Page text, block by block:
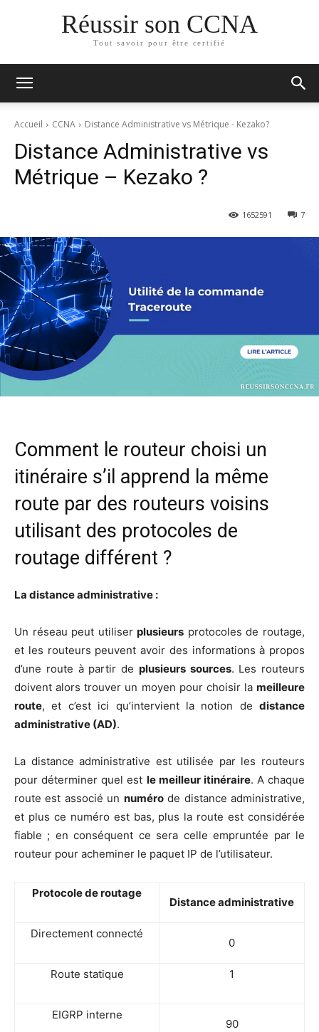
Réussir son CCNA
Tout savoir pour être certifié
Accueil CCNA Distance Administrative vs Métrique - Kezako?
Distance Administrative vs
Métrique – Kezako ?
7
1652591
Comment le routeur choisi un
itinéraire s’il apprend la même
route par des routeurs voisins
utilisant des protocoles de
routage différent ?
La dis­tance administrative :
Un réseau peut uti­li­serplu­sieurs pro­to­coles de rou­tage,
et les rou­teurs peuvent avoir des infor­ma­tions à pro­pos
d’une route à par­tir de plu­sieurs sources. Les rou­teurs
doivent alors trou­ver un moyen pour choi­sir la meilleure
route, et c’est ici qu’intervient la notion de dis­tance
admi­nis­tra­tive (AD).
La dis­tance admi­nis­tra­tive est uti­li­sée par les rou­teurs
pour déter­mi­ner quel est le meilleur iti­né­raire. A chaque
route est asso­cié un numé­rode dis­tance admi­nis­tra­tive,
et plus ce numé­ro est bas, plus la route est consi­dé­rée
fiable ; en consé­quent ce sera celle emprun­tée par le
rou­teur pour ache­mi­ner le paquet IP de l’utilisateur.
Pro­to­cole de routage
Dis­tance administrative
Direc­te­ment connecté
0
Route sta­tique 1
EIGRP interne
90